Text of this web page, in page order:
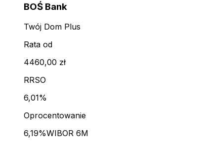
BOŚ Bank
Twój Dom Plus
Rata od
4460,00 zł
RRSO
6,01%
Oprocentowanie
6,19%WIBOR 6M